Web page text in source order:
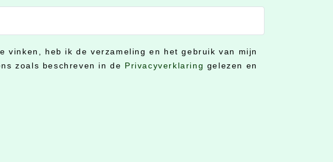
vinken, heb ik de verzameling en het gebruik van mijn
zoals beschreven in de Privacyverklaring gelezen en